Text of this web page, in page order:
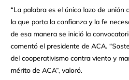
“La palabra es el único lazo de unión
la que porta la confianza y la fe
de esa manera se inició la
comentó el presidente de ACA.
del cooperativismo contra viento y
mérito de ACA”, valoró.